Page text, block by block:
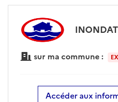
sur ma commune :
Accéder aux